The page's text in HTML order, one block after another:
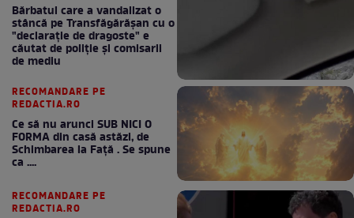
Bărbatul care a vandalizat o
stâncă pe Transfăgărășan cu o
"declaraţie de dragoste" e
căutat de poliție și comisarii
de mediu
RECOMANDARE PE
REDACTIA.RO
Ce să nu arunci SUB NICI O
FORMA din casă astăzi, de
Schimbarea la Față . Se spune
ca ....
RECOMANDARE PE
REDACTIA.RO